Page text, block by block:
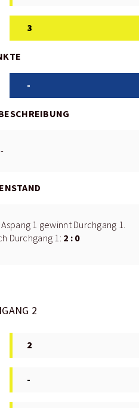
3
-
-
1 gewinnt Durchgang 1.
Durchgang 1: 2 : 0
2
2
-